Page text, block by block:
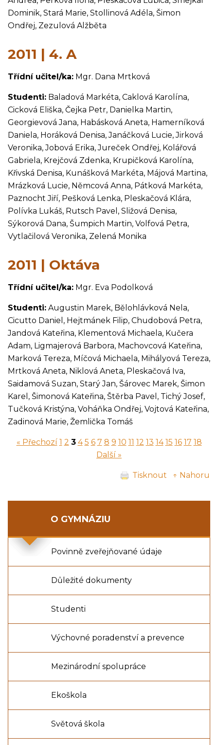
Dominik, Stará Marie, Stollinová Adéla, Šimon
Ondřej, Zezulová Alžběta
2011 | 4. A
Třídní učitel/ka: Mgr. Dana Mrtková
Studenti: Baladová Markéta, Caklová Karolína,
Cicková Eliška, Čejka Petr, Danielka Martin,
Georgievová Jana, Habásková Aneta, Hamerníková
Daniela, Horáková Denisa, Janáčková Lucie, Jirková
Veronika, Jobová Erika, Jureček Ondřej, Kolářová
Gabriela, Krejčová Zdenka, Krupičková Karolína,
Křivská Denisa, Kunášková Markéta, Májová Martina,
Mrázková Lucie, Němcová Anna, Pátková Markéta,
Paznocht Jiří, Pešková Lenka, Pleskačová Klára,
Polívka Lukáš, Rutsch Pavel, Sližová Denisa,
Sýkorová Dana, Šumpich Martin, Volfová Petra,
Vytlačilová Veronika, Zelená Monika
2011 | Oktáva
Třídní učitel/ka: Mgr. Eva Podolková
Studenti: Augustin Marek, Bělohlávková Nela,
Cicutto Daniel, Hejtmánek Filip, Chudobová Petra,
Jandová Kateřina, Klementová Michaela, Kučera
Adam, Ligmajerová Barbora, Machovcová Kateřina,
Marková Tereza, Míčová Michaela, Mihályová Tereza,
Mrtková Aneta, Niklová Aneta, Pleskačová Iva,
Saidamová Suzan, Starý Jan, Šárovec Marek, Šimon
Karel, Šimonová Kateřina, Štěrba Pavel, Tichý Josef,
Tučková Kristýna, Voháňka Ondřej, Vojtová Kateřina,
Zadinová Marie, Žemlička Tomáš
« Přechozí 1 2 3 4 5 6 7 8 9 10 11 12 13 14 15 16 17 18
Další »
Tisknout ↑ Nahoru
O GYMNÁZIU
Povinně zveřejňované údaje
Důležité dokumenty
Studenti
Výchovné poradenství a prevence
Mezinárodní spolupráce
Ekoškola
Světová škola